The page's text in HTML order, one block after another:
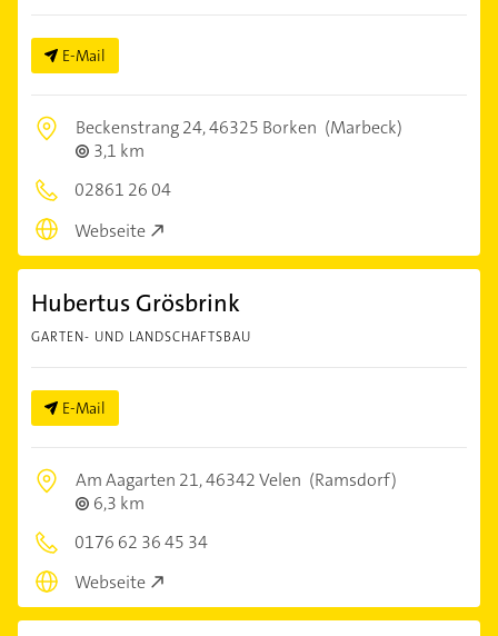
E-Mail
Beckenstrang 24,46325 Borken (Marbeck)
3,1 km
02861 26 04
Webseite
Hubertus Grösbrink
GARTEN- UND LANDSCHAFTSBAU
E-Mail
Am Aagarten 21,46342 Velen (Ramsdorf)
6,3 km
0176 62 36 45 34
Webseite